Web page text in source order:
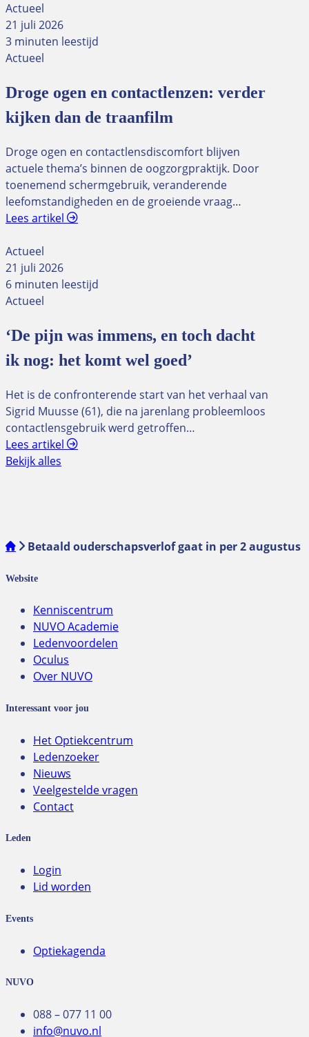
Actueel
21 juli 2026
3 minuten leestijd
Actueel
Droge ogen en contactlenzen: verder
kijken dan de traanfilm
Droge ogen en contactlensdiscomfort blijven
actuele thema’s binnen de oogzorgpraktijk. Door
toenemend schermgebruik, veranderende
leefomstandigheden en de groeiende vraag…
Lees artikel
Actueel
21 juli 2026
6 minuten leestijd
Actueel
‘De pijn was immens, en toch dacht
ik nog: het komt wel goed’
Het is de confronterende start van het verhaal van
Sigrid Muusse (61), die na jarenlang probleemloos
contactlensgebruik werd getroffen…
Lees artikel
Bekijk alles
Betaald ouderschapsverlof gaat in per 2 augustus
Website
Kenniscentrum
NUVO Academie
Ledenvoordelen
Oculus
Over NUVO
Interessant voor jou
Het Optiekcentrum
Ledenzoeker
Nieuws
Veelgestelde vragen
Contact
Leden
Login
Lid worden
Events
Optiekagenda
NUVO
088 – 077 11 00
info@nuvo.nl